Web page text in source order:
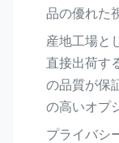
品の優れた
産地工場と
直接出荷す
の品質が保
の高いオプ
プライバシ